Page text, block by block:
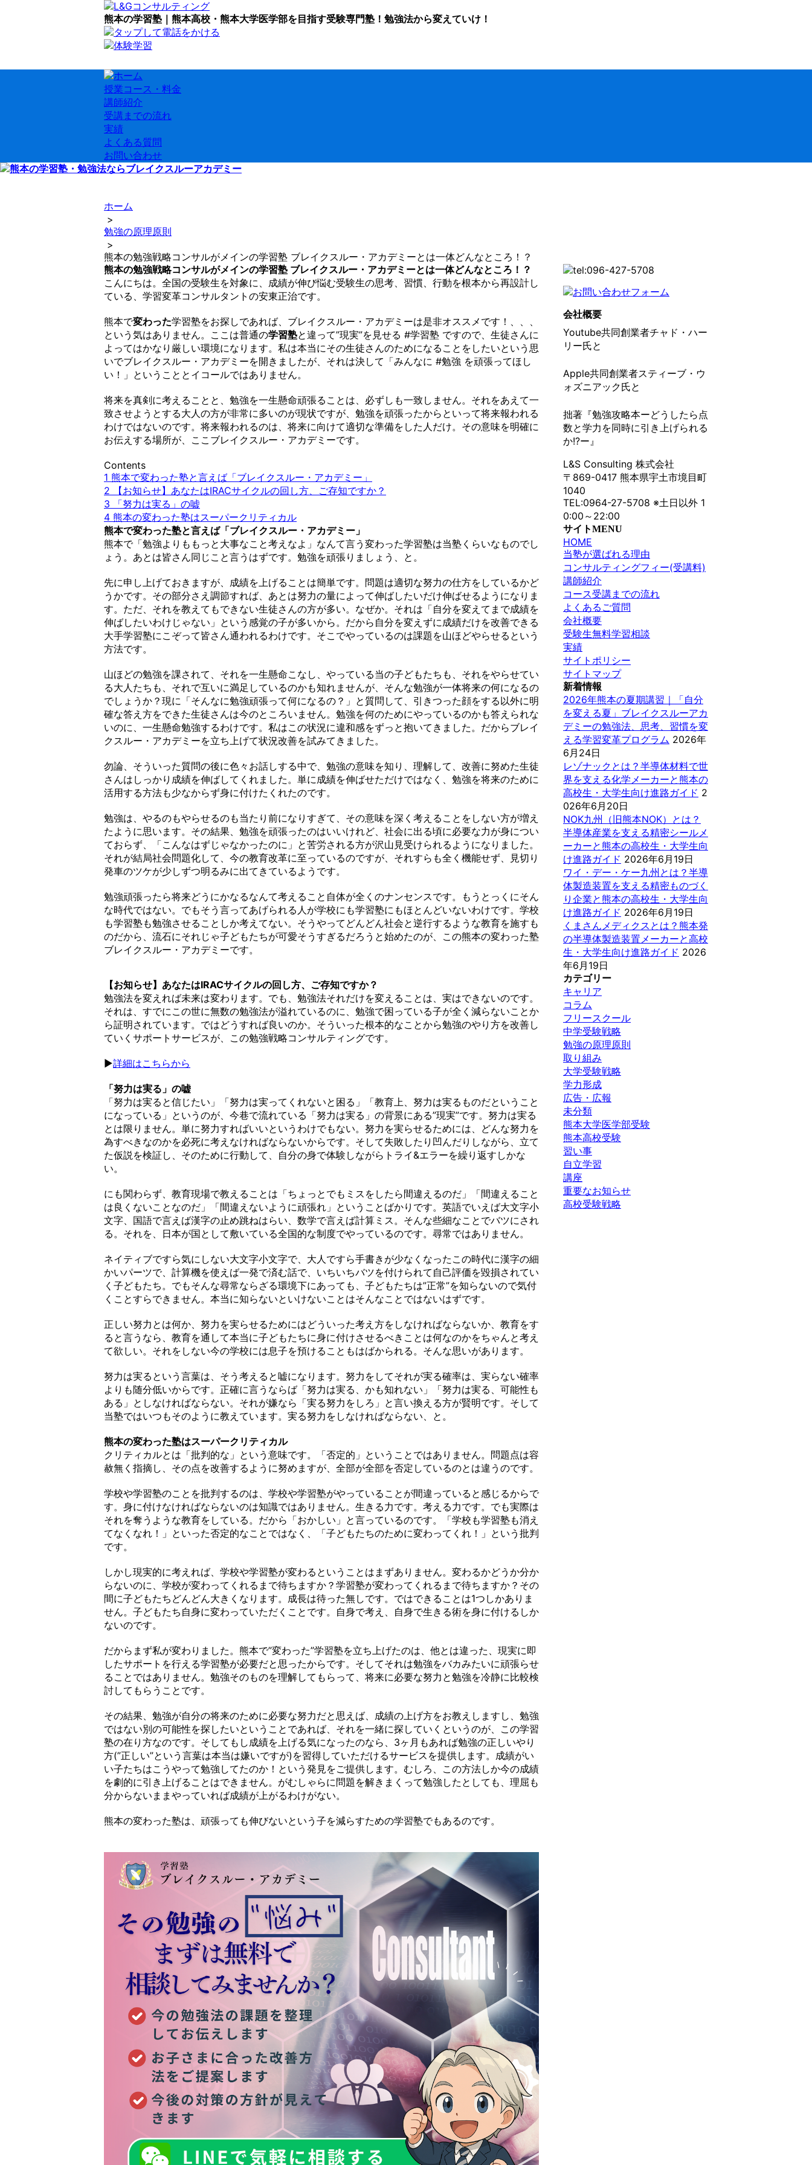
熊本の学習塾｜熊本高校・熊本大学医学部を目指す受験専門塾！勉強法から変えていけ！
授業コース・料金
講師紹介
受講までの流れ
実績
よくある質問
お問い合わせ
ホーム
>
勉強の原理原則
>
熊本の勉強戦略コンサルがメインの学習塾 ブレイクスルー・アカデミーとは一体どんなところ！？
熊本の勉強戦略コンサルがメインの学習塾 ブレイクスルー・アカデミーとは一体どんなところ！？
こんにちは。全国の受験生を対象に、成績が伸び悩む受験生の思考、習慣、行動を根本から再設計し
ている、学習変革コンサルタントの安東正治です。
熊本で変わった学習塾をお探しであれば、ブレイクスルー・アカデミーは是非オススメです！、、、
という気はありません。ここは普通の学習塾と違って”現実”を見せる #学習塾 ですので、生徒さんに
よってはかなり厳しい環境になります。私は本当にその生徒さんのためになることをしたいという思
いでブレイクスルー・アカデミーを開きましたが、それは決して「みんなに #勉強 を頑張ってほし
い！」ということとイコールではありません。
将来を真剣に考えることと、勉強を一生懸命頑張ることは、必ずしも一致しません。それをあえて一
致させようとする大人の方が非常に多いのが現状ですが、勉強を頑張ったからといって将来報われる
わけではないのです。将来報われるのは、将来に向けて適切な準備をした人だけ。その意味を明確に
お伝えする場所が、ここブレイクスルー・アカデミーです。
Contents
1 熊本で変わった塾と言えば「ブレイクスルー・アカデミー」
2 【お知らせ】あなたはIRACサイクルの回し方、ご存知ですか？
3 「努力は実る」の嘘
4 熊本の変わった塾はスーパークリティカル
熊本で変わった塾と言えば「ブレイクスルー・アカデミー」
熊本で「勉強よりももっと大事なこと考えなよ」なんて言う変わった学習塾は当塾くらいなものでし
ょう。あとは皆さん同じこと言うはずです。勉強を頑張りましょう、と。
先に申し上げておきますが、成績を上げることは簡単です。問題は適切な努力の仕方をしているかど
うかです。その部分さえ調節すれば、あとは努力の量によって伸ばしたいだけ伸ばせるようになりま
す。ただ、それを教えてもできない生徒さんの方が多い。なぜか。それは「自分を変えてまで成績を
伸ばしたいわけじゃない」という感覚の子が多いから。だから自分を変えずに成績だけを改善できる
大手学習塾にこぞって皆さん通われるわけです。そこでやっているのは課題を山ほどやらせるという
方法です。
山ほどの勉強を課されて、それを一生懸命こなし、やっている当の子どもたちも、それをやらせてい
る大人たちも、それで互いに満足しているのかも知れませんが、そんな勉強が一体将来の何になるの
でしょうか？現に「そんなに勉強頑張って何になるの？」と質問して、引きつった顔をする以外に明
確な答え方をできた生徒さんは今のところいません。勉強を何のためにやっているのかも答えられな
いのに、一生懸命勉強するわけです。私はこの状況に違和感をずっと抱いてきました。だからブレイ
クスルー・アカデミーを立ち上げて状況改善を試みてきました。
勿論、そういった質問の後に色々お話しする中で、勉強の意味を知り、理解して、改善に努めた生徒
さんはしっかり成績を伸ばしてくれました。単に成績を伸ばせただけではなく、勉強を将来のために
活用する方法も少なからず身に付けたくれたのです。
勉強は、やるのもやらせるのも当たり前になりすぎて、その意味を深く考えることをしない方が増え
たように思います。その結果、勉強を頑張ったのはいいけれど、社会に出る頃に必要な力が身につい
ておらず、「こんなはずじゃなかったのに」と苦労される方が沢山見受けられるようになりました。
それが結局社会問題化して、今の教育改革に至っているのですが、それすらも全く機能せず、見切り
発車のツケが少しずつ明るみに出てきているようです。
勉強頑張ったら将来どうにかなるなんて考えること自体が全くのナンセンスです。もうとっくにそん
な時代ではない。でもそう言ってあげられる人が学校にも学習塾にもほとんどいないわけです。学校
も学習塾も勉強させることしか考えてない。そうやってどんどん社会と逆行するような教育を施すも
のだから、流石にそれじゃ子どもたちが可愛そうすぎるだろうと始めたのが、この熊本の変わった塾
ブレイクスルー・アカデミーです。
【お知らせ】あなたはIRACサイクルの回し方、ご存知ですか？
勉強法を変えれば未来は変わります。でも、勉強法それだけを変えることは、実はできないのです。
それは、すでにこの世に無数の勉強法が溢れているのに、勉強で困っている子が全く減らないことか
ら証明されています。ではどうすれば良いのか。そういった根本的なことから勉強のやり方を改善し
ていくサポートサービスが、この勉強戦略コンサルティングです。
▶︎詳細はこちらから
「努力は実る」の嘘
「努力は実ると信じたい」「努力は実ってくれないと困る」「教育上、努力は実るものだということ
になっている」というのが、今巷で流れている「努力は実る」の背景にある”現実”です。努力は実る
とは限りません。単に努力すればいいというわけでもない。努力を実らせるためには、どんな努力を
為すべきなのかを必死に考えなければならないからです。そして失敗したり凹んだりしながら、立て
た仮説を検証し、そのために行動して、自分の身で体験しながらトライ&エラーを繰り返すしかな
い。
にも関わらず、教育現場で教えることは「ちょっとでもミスをしたら間違えるのだ」「間違えること
は良くないことなのだ」「間違えないように頑張れ」ということばかりです。英語でいえば大文字小
文字、国語で言えば漢字の止め跳ねはらい、数学で言えば計算ミス。そんな些細なことでバツにされ
る。それを、日本が国として敷いている全国的な制度でやっているのです。尋常ではありません。
ネイティブですら気にしない大文字小文字で、大人ですら手書きが少なくなったこの時代に漢字の細
かいパーツで、計算機を使えば一発で済む話で、いちいちバツを付けられて自己評価を毀損されてい
く子どもたち。でもそんな尋常ならざる環境下にあっても、子どもたちは”正常”を知らないので気付
くことすらできません。本当に知らないといけないことはそんなことではないはずです。
正しい努力とは何か、努力を実らせるためにはどういった考え方をしなければならないか、教育をす
ると言うなら、教育を通して本当に子どもたちに身に付けさせるべきことは何なのかをちゃんと考え
て欲しい。それをしない今の学校には息子を預けることもはばかられる。そんな思いがあります。
努力は実るという言葉は、そう考えると嘘になります。努力をしてそれが実る確率は、実らない確率
よりも随分低いからです。正確に言うならば「努力は実る、かも知れない」「努力は実る、可能性も
ある」としなければならない。それが嫌なら「実る努力をしろ」と言い換える方が賢明です。そして
当塾ではいつもそのように教えています。実る努力をしなければならない、と。
熊本の変わった塾はスーパークリティカル
クリティカルとは「批判的な」という意味です。「否定的」ということではありません。問題点は容
赦無く指摘し、その点を改善するように努めますが、全部が全部を否定しているのとは違うのです。
学校や学習塾のことを批判するのは、学校や学習塾がやっていることが間違っていると感じるからで
す。身に付けなければならないのは知識ではありません。生きる力です。考える力です。でも実際は
それを奪うような教育をしている。だから「おかしい」と言っているのです。「学校も学習塾も消え
てなくなれ！」といった否定的なことではなく、「子どもたちのために変わってくれ！」という批判
です。
しかし現実的に考えれば、学校や学習塾が変わるということはまずありません。変わるかどうか分か
らないのに、学校が変わってくれるまで待ちますか？学習塾が変わってくれるまで待ちますか？その
間に子どもたちどんどん大きくなります。成長は待った無しです。ではできることは1つしかありま
せん。子どもたち自身に変わっていただくことです。自身で考え、自身で生きる術を身に付けるしか
ないのです。
だからまず私が変わりました。熊本で”変わった”学習塾を立ち上げたのは、他とは違った、現実に即
したサポートを行える学習塾が必要だと思ったからです。そしてそれは勉強をバカみたいに頑張らせ
ることではありません。勉強そのものを理解してもらって、将来に必要な努力と勉強を冷静に比較検
討してもらうことです。
その結果、勉強が自分の将来のために必要な努力だと思えば、成績の上げ方をお教えしますし、勉強
ではない別の可能性を探したいということであれば、それを一緒に探していくというのが、この学習
塾の在り方なのです。そしてもし成績を上げる気になったのなら、3ヶ月もあれば勉強の正しいやり
方(”正しい”という言葉は本当は嫌いですが)を習得していただけるサービスを提供します。成績がい
い子たちはこうやって勉強してたのか！という発見をご提供します。むしろ、この方法しか今の成績
を劇的に引き上げることはできません。がむしゃらに問題を解きまくって勉強したとしても、理屈も
分からないままやっていれば成績が上がるわけがない。
熊本の変わった塾は、頑張っても伸びないという子を減らすための学習塾でもあるのです。
会社概要
Youtube共同創業者チャド・ハー
リー氏と
Apple共同創業者スティーブ・ウ
ォズニアック氏と
拙著『勉強攻略本ーどうしたら点
数と学力を同時に引き上げられる
か!?ー』
L&S Consulting 株式会社
〒869-0417 熊本県宇土市境目町
1040
TEL:0964-27-5708 ※土日以外 1
0:00～22:00
サイトMENU
HOME
当塾が選ばれる理由
コンサルティングフィー(受講料)
講師紹介
コース受講までの流れ
よくあるご質問
会社概要
受験生無料学習相談
実績
サイトポリシー
サイトマップ
新着情報
2026年熊本の夏期講習｜「自分
を変える夏」ブレイクスルーアカ
デミーの勉強法、思考、習慣を変
える学習変革プログラム 2026年
6月24日
レゾナックとは？半導体材料で世
界を支える化学メーカーと熊本の
高校生・大学生向け進路ガイド 2
026年6月20日
NOK九州（旧熊本NOK）とは？
半導体産業を支える精密シールメ
ーカーと熊本の高校生・大学生向
け進路ガイド 2026年6月19日
ワイ・デー・ケー九州とは？半導
体製造装置を支える精密ものづく
り企業と熊本の高校生・大学生向
け進路ガイド 2026年6月19日
くまさんメディクスとは？熊本発
の半導体製造装置メーカーと高校
生・大学生向け進路ガイド 2026
年6月19日
カテゴリー
キャリア
コラム
フリースクール
中学受験戦略
勉強の原理原則
取り組み
大学受験戦略
学力形成
広告・広報
未分類
熊本大学医学部受験
熊本高校受験
習い事
自立学習
講座
重要なお知らせ
高校受験戦略